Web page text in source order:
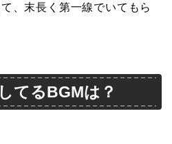
、末長く第一線でいてもら
てるBGMは？